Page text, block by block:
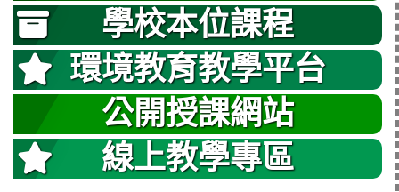
學校本位課程
環境教育教學平台
公開授課網站
線上教學專區